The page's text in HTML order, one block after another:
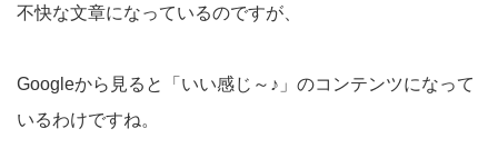
不快な文章になっているのですが、
Googleから見ると「いい感じ～♪」のコンテンツになって
いるわけですね。